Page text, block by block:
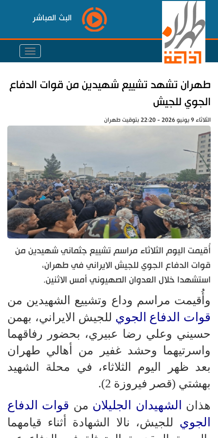
البث المباشر
طهران تشهد تشييع شهيدين من قوات الدفاع
الجوي للجيش
الثلاثاء 9 يونيو 2026 - 22:20 بتوقيت طهران
أُقيمت اليوم الثلاثاء مراسم تشييع جثماني شهيدين من
قوات الدفاع الجوي للجيش الايراني في طهران،
استشهدا خلال العدوان الصهيوني أمس الاثنين.
وأُقيمت مراسم وداع وتشييع الشهيدين من
قوات الدفاع الجوي للجيش الايراني، بهمن
حسيني وعلي رضا عبيري، بحضور رفاقهما
واسرتيهما وحشد غفير من أهالي طهران
بعد ظهر اليوم الثلاثاء، في محلة الشهيد
بهشتي (قصر فيروزة 2).
هذان الشهيدان الجليلان من قوات الدفاع
الجوي للجيش، نالا الشهادة أثناء قيامهما